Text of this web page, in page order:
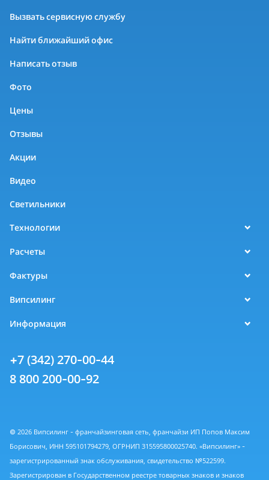
Вызвать сервисную службу
Найти ближайший офис
Написать отзыв
Фото
Цены
Отзывы
Акции
Видео
Светильники
Технологии
Расчеты
Фактуры
Випсилинг
Информация
+7 (342) 270-00-44
8 800 200-00-92
© 2026 Випсилинг - франчайзинговая сеть, франчайзи ИП Попов Максим
Борисович, ИНН 595101794279, ОГРНИП 315595800025740. «Випсилинг» -
зарегистрированный знак обслуживания, свидетельство №522599.
Зарегистрирован в Государственном реестре товарных знаков и знаков